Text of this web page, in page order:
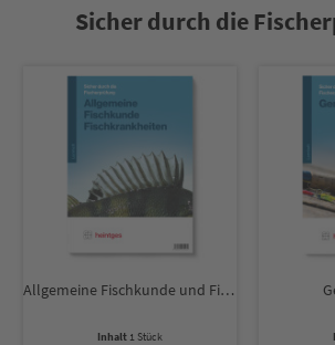
Sicher durch die
Allgemeine Fischkunde und Fischkrankheiten
Inhalt 1 Stück